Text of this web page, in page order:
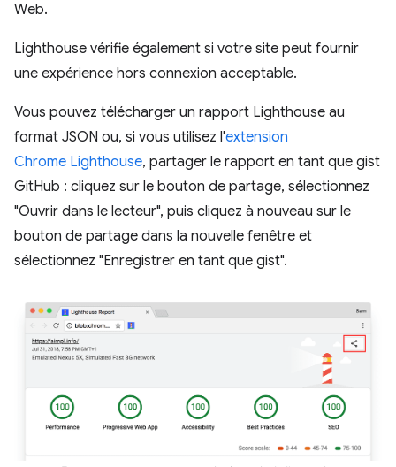
Web.
Lighthouse vérifie également si votre site peut fournir
une expérience hors connexion acceptable.
Vous pouvez télécharger un rapport Lighthouse au
format JSON ou, si vous utilisez l'extension
Chrome Lighthouse, partager le rapport en tant que gist
GitHub : cliquez sur le bouton de partage, sélectionnez
"Ouvrir dans le lecteur", puis cliquez à nouveau sur le
bouton de partage dans la nouvelle fenêtre et
sélectionnez "Enregistrer en tant que gist".